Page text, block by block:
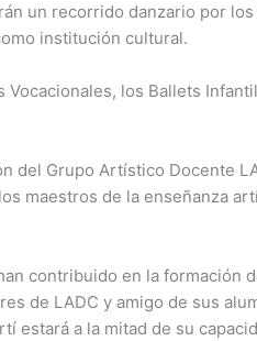
un recorrido danzario por
institución cultural.
los Ballets
del Grupo Artístico Docente
maestros de la enseñanza
contribuido en la formación
de LADC y amigo de sus
estará a la mitad de su